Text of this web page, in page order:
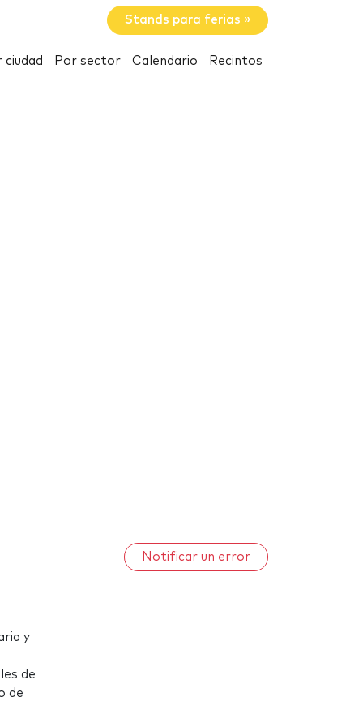
Stands para ferias »
ciudad Por sector Calendario Recintos
Notificar un error
y
de
de